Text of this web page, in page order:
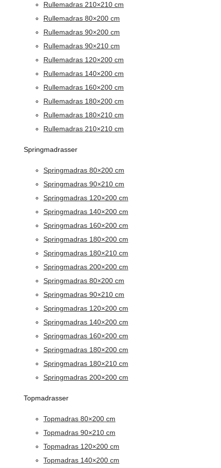
Rullemadras 210×210 cm
Rullemadras 80×200 cm
Rullemadras 90×200 cm
Rullemadras 90×210 cm
Rullemadras 120×200 cm
Rullemadras 140×200 cm
Rullemadras 160×200 cm
Rullemadras 180×200 cm
Rullemadras 180×210 cm
Rullemadras 210×210 cm
Springmadrasser
Springmadras 80×200 cm
Springmadras 90×210 cm
Springmadras 120×200 cm
Springmadras 140×200 cm
Springmadras 160×200 cm
Springmadras 180×200 cm
Springmadras 180×210 cm
Springmadras 200×200 cm
Springmadras 80×200 cm
Springmadras 90×210 cm
Springmadras 120×200 cm
Springmadras 140×200 cm
Springmadras 160×200 cm
Springmadras 180×200 cm
Springmadras 180×210 cm
Springmadras 200×200 cm
Topmadrasser
Topmadras 80×200 cm
Topmadras 90×210 cm
Topmadras 120×200 cm
Topmadras 140×200 cm